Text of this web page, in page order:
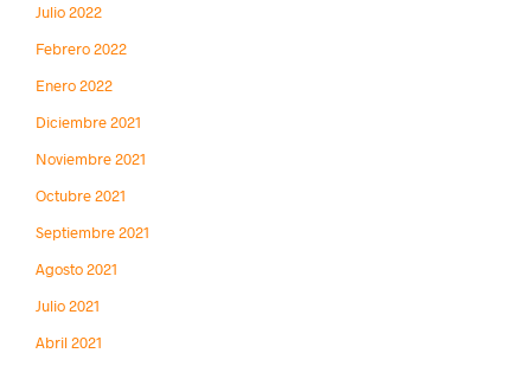
Julio 2022
Febrero 2022
Enero 2022
Diciembre 2021
Noviembre 2021
Octubre 2021
Septiembre 2021
Agosto 2021
Julio 2021
Abril 2021